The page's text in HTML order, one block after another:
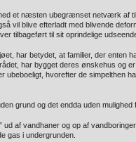
et næsten ubegrænset netværk af
vil blive efterladt med blivende
tilbageført til sit oprindelige
har betydet, at familier, der enten
har bygget deres ønskehus og
ubeboeligt, hvorefter de simpelthen
grund og det endda uden mulighed
af vandhaner og op af
gas i undergrunden.